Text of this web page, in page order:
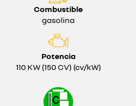
Combustible
gasolina
Potencia
110 KW (150 CV) (cv/kW)